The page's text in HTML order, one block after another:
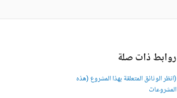
روابط ذات صلة
(انظر الوثائق المتعلقة بهذا المشروع (هذه
المشروعات